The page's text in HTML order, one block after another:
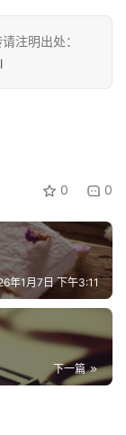
注明出处：
0 0
年1月7日 下午3:11
下一篇